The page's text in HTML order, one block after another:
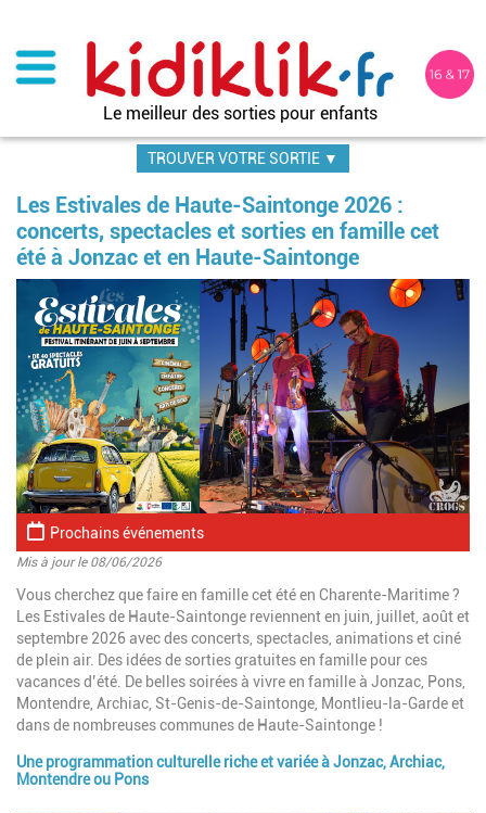
contenu
principal
Le meilleur des sorties pour enfants
TROUVER VOTRE SORTIE ▼
Les Estivales de Haute-Saintonge 2026 :
concerts, spectacles et sorties en famille cet
été à Jonzac et en Haute-Saintonge
Image
Prochains événements
Mis à jour le 08/06/2026
Introduction
Vous cherchez que faire en famille cet été en Charente-Maritime ?
Les Estivales de Haute-Saintonge reviennent en juin, juillet, août et
septembre 2026 avec des concerts, spectacles, animations et ciné
de plein air. Des idées de sorties gratuites en famille pour ces
vacances d’été. De belles soirées à vivre en famille à Jonzac, Pons,
Montendre, Archiac, St-Genis-de-Saintonge, Montlieu-la-Garde et
dans de nombreuses communes de Haute-Saintonge !
Paragraphes
Une programmation culturelle riche et variée à Jonzac, Archiac,
Montendre ou Pons